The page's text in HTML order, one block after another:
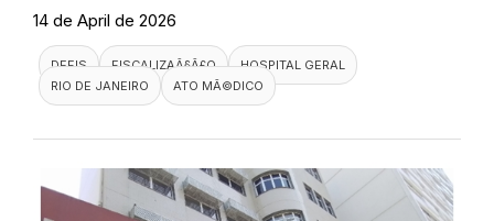
14 de April de 2026
DEFIS FISCALIZAÃ§Ã£O
HOSPITAL GERAL
RIO DE JANEIRO
ATO MÃ©DICO